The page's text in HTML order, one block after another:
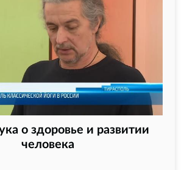
о здоровье и развитии
человека